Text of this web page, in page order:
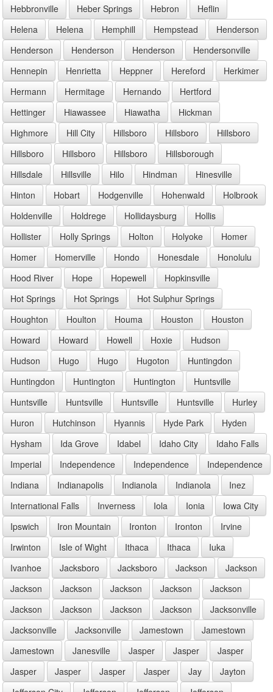
Hebbronville
Heber Springs Hebron
Heflin
Helena
Helena Hemphill Hempstead
Henderson
Henderson
Henderson Henderson
Hendersonville
Hennepin
Henrietta Heppner Hereford
Herkimer
Hermann
Hermitage Hernando
Hertford
Hettinger
Hiawassee Hiawatha
Hickman
Highmore
Hill City Hillsboro Hillsboro
Hillsboro
Hillsboro
Hillsboro Hillsboro
Hillsborough
Hillsdale
Hillsville Hilo Hindman
Hinesville
Hinton
Hobart Hodgenville Hohenwald
Holbrook
Holdenville
Holdrege Hollidaysburg
Hollis
Hollister
Holly Springs Holton Holyoke
Homer
Homer
Homerville Hondo Honesdale
Honolulu
Hood River
Hope Hopewell
Hopkinsville
Hot Springs
Hot Springs
Hot Sulphur Springs
Houghton
Houlton Houma Houston
Houston
Howard
Howard Howell Hoxie
Hudson
Hudson
Hugo Hugo Hugoton
Huntingdon
Huntingdon
Huntington Huntington
Huntsville
Huntsville
Huntsville Huntsville Huntsville
Hurley
Huron
Hutchinson Hyannis Hyde Park
Hyden
Hysham
Ida Grove Idabel Idaho City
Idaho Falls
Imperial
Independence Independence
Independence
Indiana
Indianapolis Indianola Indianola
Inez
International Falls
Inverness Iola Ionia
Iowa City
Ipswich
Iron Mountain Ironton Ironton
Irvine
Irwinton
Isle of Wight Ithaca Ithaca
Iuka
Ivanhoe
Jacksboro Jacksboro Jackson
Jackson
Jackson
Jackson Jackson Jackson
Jackson
Jackson
Jackson Jackson Jackson
Jacksonville
Jacksonville
Jacksonville Jamestown
Jamestown
Jamestown
Janesville Jasper Jasper
Jasper
Jasper
Jasper Jasper Jasper Jay
Jayton